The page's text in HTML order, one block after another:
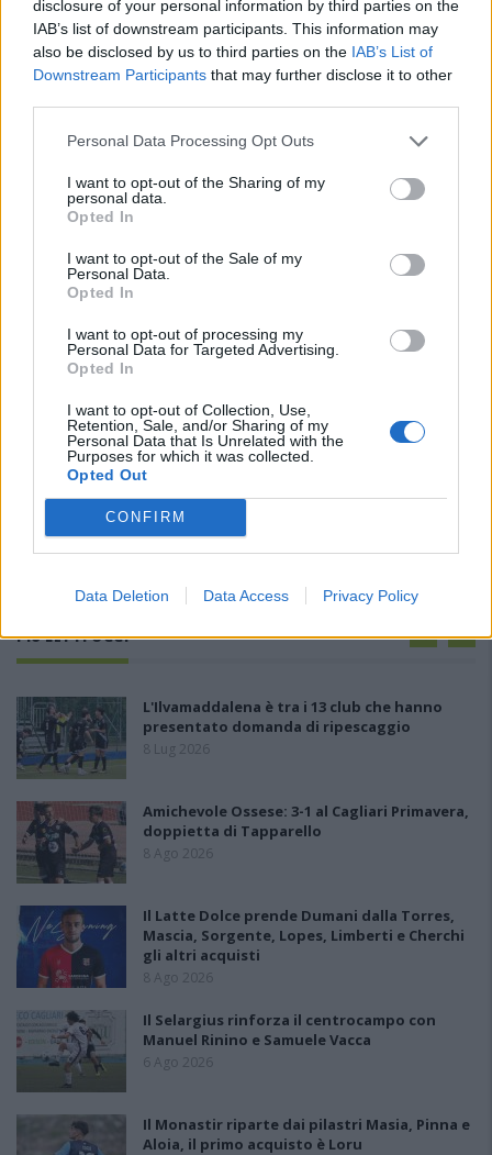
disclosure of your personal information by third parties on the
IAB’s list of downstream participants. This information may
also be disclosed by us to third parties on the IAB’s List of
Downstream Participants that may further disclose it to other
Personal Data Processing Opt Outs
I want to opt-out of the Sharing of my
personal data.
Opted In
I want to opt-out of the Sale of my
Personal Data.
Opted In
I want to opt-out of processing my
Personal Data for Targeted Advertising.
Opted In
I want to opt-out of Collection, Use,
Retention, Sale, and/or Sharing of my
Personal Data that Is Unrelated with the
Purposes for which it was collected.
Opted Out
CONFIRM
Data Deletion Data Access Privacy Policy
PIÙ LETTI OGGI
L'Ilvamaddalena è tra i 13 club che hanno
presentato domanda di ripescaggio
8 Lug 2026
Amichevole Ossese: 3-1 al Cagliari Primavera,
doppietta di Tapparello
8 Ago 2026
Il Latte Dolce prende Dumani dalla Torres,
Mascia, Sorgente, Lopes, Limberti e Cherchi
gli altri acquisti
8 Ago 2026
Il Selargius rinforza il centrocampo con
Manuel Rinino e Samuele Vacca
6 Ago 2026
Il Monastir riparte dai pilastri Masia, Pinna e
Aloia, il primo acquisto è Loru